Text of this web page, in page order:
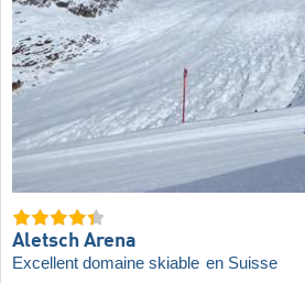
Aletsch Arena
Excellent domaine skiable en Suisse